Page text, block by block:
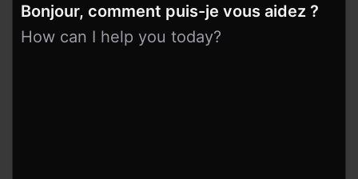
Bonjour, comment puis-je vous aidez ?
How can I help you today?